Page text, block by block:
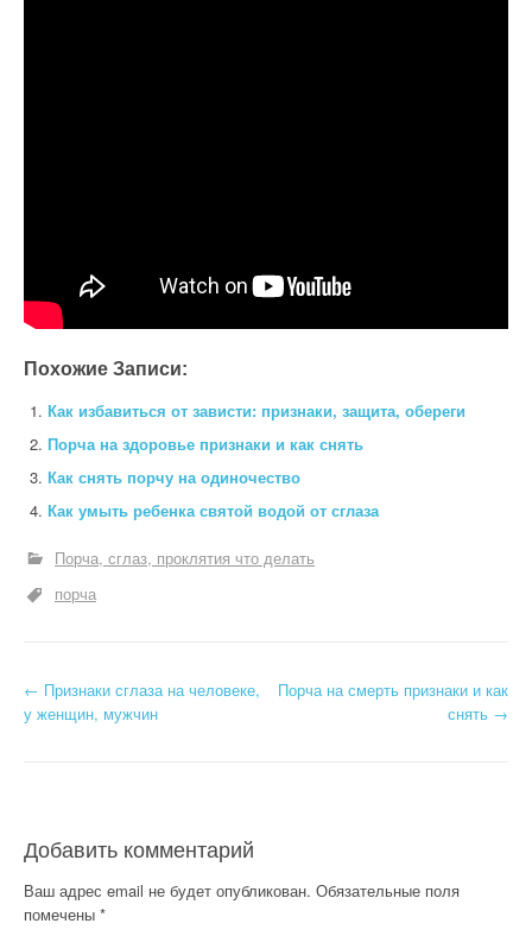
Похожие Записи:
Как избавиться от зависти: признаки, защита, обереги
Порча на здоровье признаки и как снять
Как снять порчу на одиночество
Как умыть ребенка святой водой от сглаза
Порча, сглаз, проклятия что делать
порча
Н
г
а
← Признаки сглаза на человеке,
у женщин, мужчин
Порча на смерть признаки и как
снять →
Добавить комментарий
Ваш адрес email не будет опубликован. Обязательные поля
помечены *